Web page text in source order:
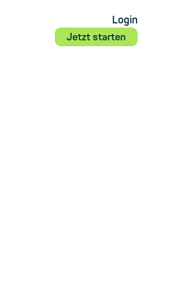
Login
Jetzt starten